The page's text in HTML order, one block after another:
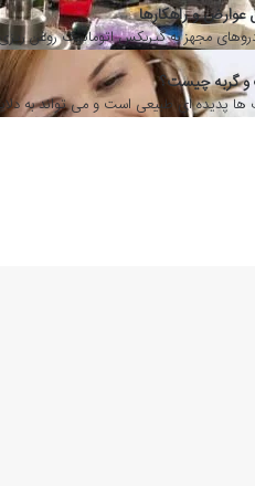
به گیربکس اتوماتیک روغن ریزی این
است و می تواند به دلایل متفاوتی